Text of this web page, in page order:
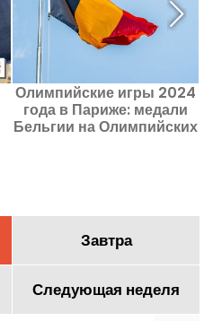
Олимпийские игры 2024
года в Париже: медали
Бельгии на Олимпийских
Завтра
Следующая неделя